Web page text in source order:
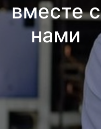
вместе с
нами